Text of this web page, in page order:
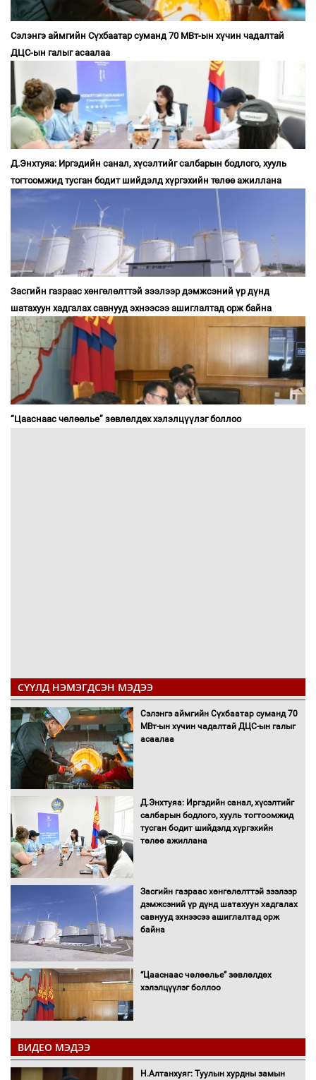
Сэлэнгэ аймгийн Сүхбаатар суманд 70 МВт-ын хүчин чадалтай
ДЦС-ын галыг асаалаа
Д.Энхтуяа: Иргэдийн санал, хүсэлтийг салбарын бодлого, хууль
тогтоомжид тусган бодит шийдэлд хүргэхийн төлөө ажиллана
Засгийн газраас хөнгөлөлттэй зээлээр дэмжсэний үр дүнд
шатахуун хадгалах савнууд эхнээсээ ашиглалтад орж байна
“Цааснаас чөлөөлье” зөвлөлдөх хэлэлцүүлэг боллоо
СҮҮЛД НЭМЭГДСЭН МЭДЭЭ
Сэлэнгэ аймгийн Сүхбаатар суманд 70
МВт-ын хүчин чадалтай ДЦС-ын галыг
асаалаа
Д.Энхтуяа: Иргэдийн санал, хүсэлтийг
салбарын бодлого, хууль тогтоомжид
тусган бодит шийдэлд хүргэхийн
төлөө ажиллана
Засгийн газраас хөнгөлөлттэй зээлээр
дэмжсэний үр дүнд шатахуун хадгалах
савнууд эхнээсээ ашиглалтад орж
байна
“Цааснаас чөлөөлье” зөвлөлдөх
хэлэлцүүлэг боллоо
"ДЦС-3” ТӨХК-ийн нэн шаардлагатай
ВИДЕО МЭДЭЭ
Н.Алтанхуяг: Туулын хурдны замын